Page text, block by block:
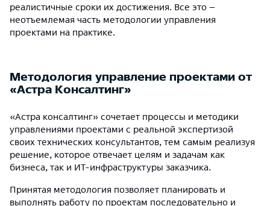
реалистичные сроки их достижения. Все это –
неотъемлемая часть методологии управления
проектами на практике.
Методология управление проектами от
«Астра Консалтинг»
«Астра консалтинг» сочетает процессы и методики
управлениями проектами с реальной экспертизой
своих технических консультантов, тем самым реализуя
решение, которое отвечает целям и задачам как
бизнеса, так и ИТ-инфраструктуры заказчика.
Принятая методология позволяет планировать и
выполнять работу по проектам последовательно и